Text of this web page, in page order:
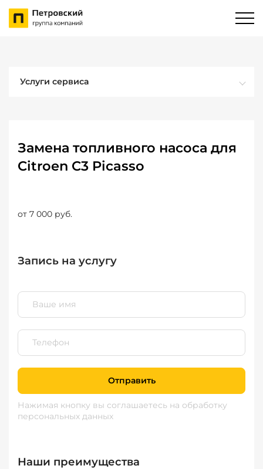
Услуги сервиса
Замена топливного насоса для
Citroen C3 Picasso
от 7 000 руб.
Запись на услугу
Отправить
Нажимая кнопку вы соглашаетесь на обработку
персональных данных
Наши преимущества